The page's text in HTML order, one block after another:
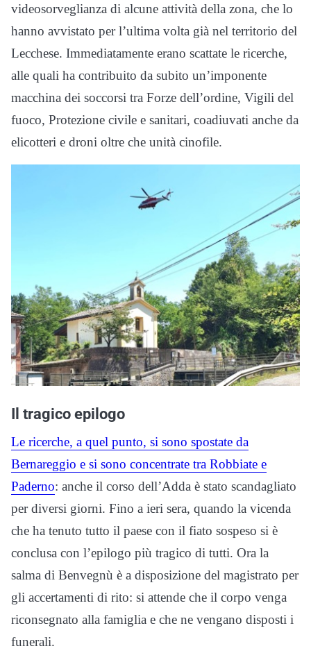
videosorveglianza di alcune attività della zona, che lo
hanno avvistato per l’ultima volta già nel territorio del
Lecchese. Immediatamente erano scattate le ricerche,
alle quali ha contribuito da subito un’imponente
macchina dei soccorsi tra Forze dell’ordine, Vigili del
fuoco, Protezione civile e sanitari, coadiuvati anche da
elicotteri e droni oltre che unità cinofile.
Il tragico epilogo
Le ricerche, a quel punto, si sono spostate da
Bernareggio e si sono concentrate tra Robbiate e
Paderno: anche il corso dell’Adda è stato scandagliato
per diversi giorni. Fino a ieri sera, quando la vicenda
che ha tenuto tutto il paese con il fiato sospeso si è
conclusa con l’epilogo più tragico di tutti. Ora la
salma di Benvegnù è a disposizione del magistrato per
gli accertamenti di rito: si attende che il corpo venga
riconsegnato alla famiglia e che ne vengano disposti i
funerali.